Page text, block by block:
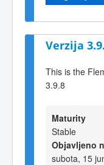
Verzija
This is the
3.9.8
Maturity
Stable
Objavljeno
subota, 15